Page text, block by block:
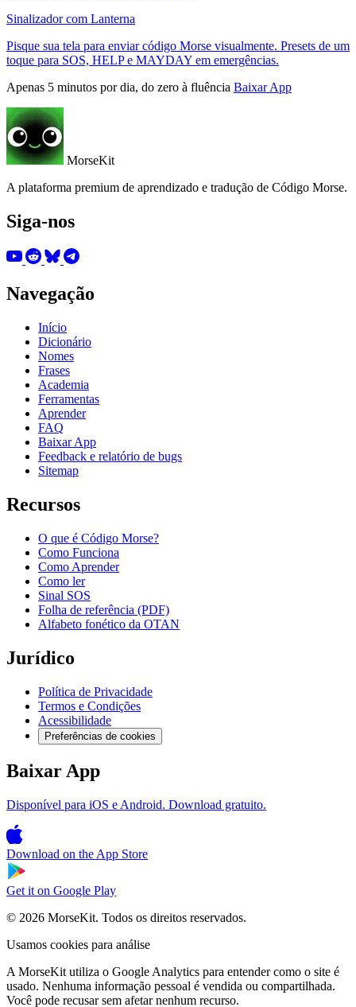
Sinalizador com Lanterna
Pisque sua tela para enviar código Morse visualmente. Presets de um
toque para SOS, HELP e MAYDAY em emergências.
Apenas 5 minutos por dia, do zero à fluência Baixar App
MorseKit
A plataforma premium de aprendizado e tradução de Código Morse.
Siga-nos
Navegação
Início
Dicionário
Nomes
Frases
Academia
Ferramentas
Aprender
FAQ
Baixar App
Feedback e relatório de bugs
Sitemap
Recursos
O que é Código Morse?
Como Funciona
Como Aprender
Como ler
Sinal SOS
Folha de referência (PDF)
Alfabeto fonético da OTAN
Jurídico
Política de Privacidade
Termos e Condições
Acessibilidade
Preferências de cookies
Baixar App
Disponível para iOS e Android. Download gratuito.
Download on the App Store
Get it on Google Play
© 2026 MorseKit. Todos os direitos reservados.
Usamos cookies para análise
A MorseKit utiliza o Google Analytics para entender como o site é
usado. Nenhuma informação pessoal é vendida ou compartilhada.
Você pode recusar sem afetar nenhum recurso.